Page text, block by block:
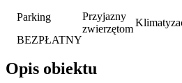
Parking
BEZPŁATNY
Przyjazny
zwierzętom
Opis obiektu